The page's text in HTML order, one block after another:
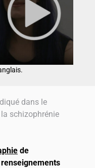
dans le
schizophrénie
de